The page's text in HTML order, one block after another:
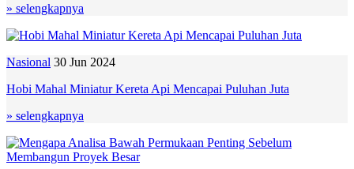
» selengkapnya
Nasional 30 Jun 2024
Hobi Mahal Miniatur Kereta Api Mencapai Puluhan Juta
» selengkapnya